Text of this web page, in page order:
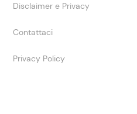
Disclaimer e Privacy
Contattaci
Privacy Policy